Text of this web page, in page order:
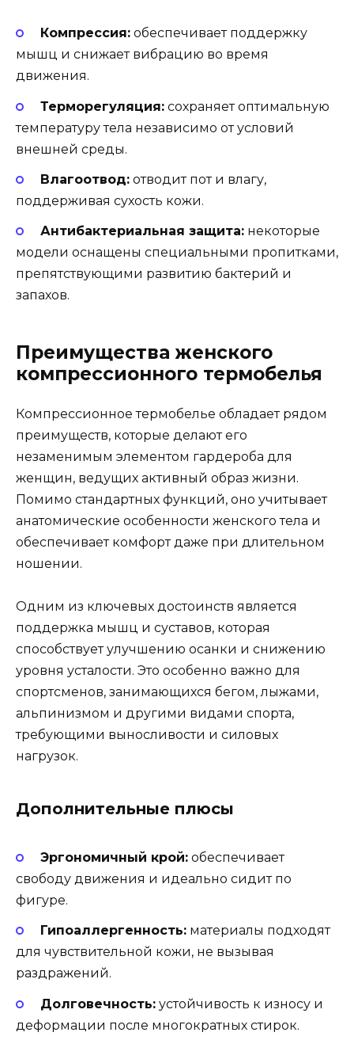
Компрессия:обеспечивает поддержку
мышц и снижает вибрацию во время
движения.
Терморегуляция:сохраняет оптимальную
температуру тела независимо от условий
внешней среды.
Влагоотвод:отводит пот и влагу,
поддерживая сухость кожи.
Антибактериальная защита:некоторые
модели оснащены специальными пропитками,
препятствующими развитию бактерий и
запахов.
Преимущества женского
компрессионного термобелья
Компрессионное термобелье обладает рядом
преимуществ, которые делают его
незаменимым элементом гардероба для
женщин, ведущих активный образ жизни.
Помимо стандартных функций, оно учитывает
анатомические особенности женского тела и
обеспечивает комфорт даже при длительном
ношении.
Одним из ключевых достоинств является
поддержка мышц и суставов, которая
способствует улучшению осанки и снижению
уровня усталости. Это особенно важно для
спортсменов, занимающихся бегом, лыжами,
альпинизмом и другими видами спорта,
требующими выносливости и силовых
нагрузок.
Дополнительные плюсы
Эргономичный крой:обеспечивает
свободу движения и идеально сидит по
фигуре.
Гипоаллергенность:материалы подходят
для чувствительной кожи, не вызывая
раздражений.
Долговечность:устойчивость к износу и
деформации после многократных стирок.